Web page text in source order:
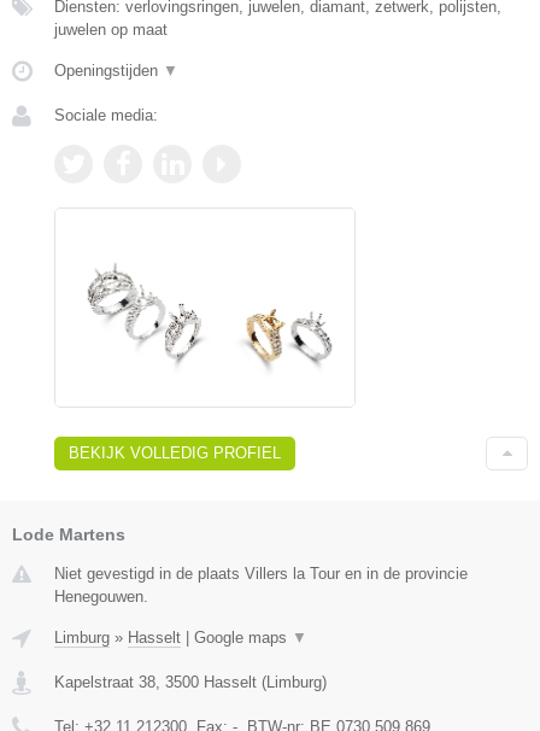
Diensten: verlovingsringen, juwelen, diamant, zetwerk, polijsten,
juwelen op maat
Openingstijden ▼
Sociale media:
BEKIJK VOLLEDIG PROFIEL
Lode Martens
Niet gevestigd in de plaats Villers la Tour en in de provincie
Henegouwen.
Limburg » Hasselt Google maps ▼
Kapelstraat 38, 3500 Hasselt (Limburg)
Tel: +32 11 212300, Fax: -, BTW-nr: BE 0730 509 869